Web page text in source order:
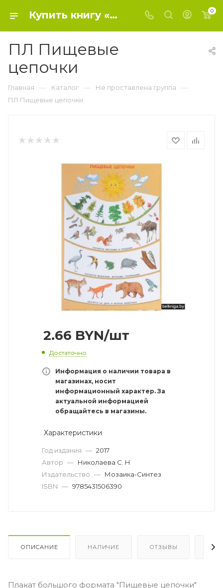
Купить книгу «ПЛ Пищевые цепочки» 2017, Николаева С. Н - Не проставлена группа 0
ПЛ Пищевые
цепочки
Главная — Каталог — Не проставлена группа —
ПЛ Пищевые цепочки
2.66 BYN/шт
Достаточно
Информация о наличии товара в
магазинах, носит
информационный характер. За
актуальной информацией
обращайтесь в магазины.
Характеристики
Год издания — 2017
Автор — Николаева С. Н
Издательство — Мозаика-Синтез
ISBN — 9785431506390
ОПИСАНИЕ НАЛИЧИЕ ОТЗЫВЫ
Плакат большого формата "Пищевые цепочки"